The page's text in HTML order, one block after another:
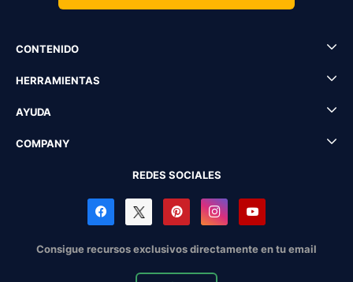
CONTENIDO
HERRAMIENTAS
AYUDA
COMPANY
REDES SOCIALES
Consigue recursos exclusivos directamente en tu email